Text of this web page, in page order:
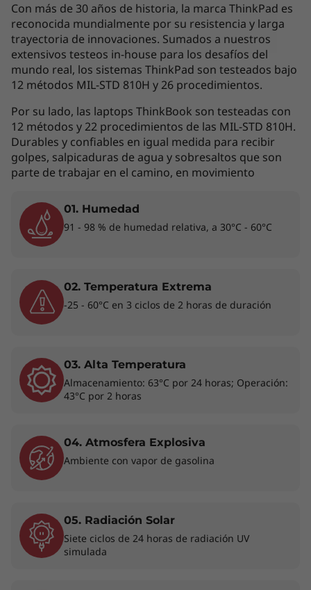
El portátil de uso empresarial Lenovo ThinkPad
L15 Gen 4, diseñado para una computación de
alto rendimiento, te ofrece potencia real en
cualquier lugar. Con procesadores móviles
AMD Ryzen™ serie 7030 PRO y tarjetas gráficas
AMD Radeon™ integradas, además de
montones de memoria y almacenamiento,
podrás encargarte de cualquier tarea. Batería
de larga duración para trabajar todo el día.
Con el portátil ThinkPad L15 Gen 4, trabajar y
hacer videoconferencias desde cualquier lugar
es muy sencillo. Además de un TrackPad de
orientado al usuario y la tecnología de
supresión de ruido por inteligencia artificial
Dolby Voice®. También ofrece, a través de
Con más de 30 años de historia, la marca ThinkPad es
reconocida mundialmente por su resistencia y larga
trayectoria de innovaciones. Sumados a nuestros
extensivos testeos in-house para los desafíos del
mundo real, los sistemas ThinkPad son testeados bajo
12 métodos MIL-STD 810H y 26 procedimientos.
Por su lado, las laptops ThinkBook son testeadas con
12 métodos y 22 procedimientos de las MIL-STD 810H.
Durables y confiables en igual medida para recibir
golpes, salpicaduras de agua y sobresaltos que son
parte de trabajar en el camino, en movimiento
01. Humedad
91 - 98 % de humedad relativa, a 30°C - 60°C
02. Temperatura Extrema
-25 - 60°C en 3 ciclos de 2 horas de duración
03. Alta Temperatura
Almacenamiento: 63°C por 24 horas; Operación:
43°C por 2 horas
04. Atmosfera Explosiva
Ambiente con vapor de gasolina
05. Radiación Solar
Siete ciclos de 24 horas de radiación UV
simulada